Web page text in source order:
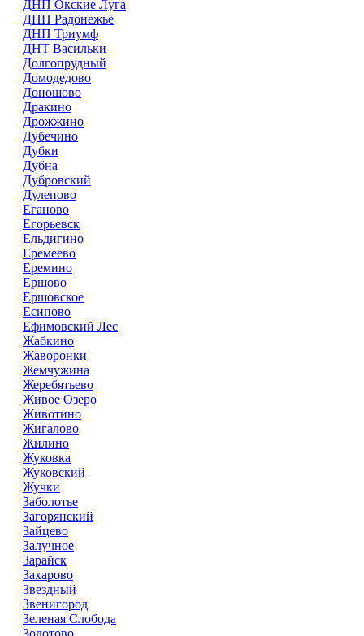
ДНП Окские Луга
ДНП Радонежье
ДНП Триумф
ДНТ Васильки
Долгопрудный
Домодедово
Доношово
Дракино
Дрожжино
Дубечино
Дубки
Дубна
Дубровский
Дулепово
Еганово
Егорьевск
Ельдигино
Еремеево
Еремино
Ершово
Ершовское
Есипово
Ефимовский Лес
Жабкино
Жаворонки
Жемчужина
Жеребятьево
Живое Озеро
Животино
Жигалово
Жилино
Жуковка
Жуковский
Жучки
Заболотье
Загорянский
Зайцево
Залучное
Зарайск
Захарово
Звездный
Звенигород
Зеленая Слобода
Золотово